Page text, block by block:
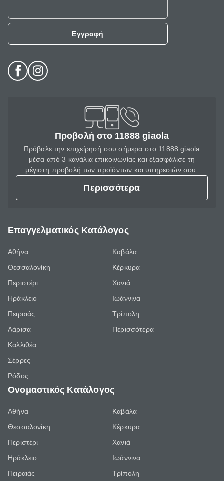
Εγγραφή
Προβολή στο 11888 giaola
Πρόβαλε την επιχείρησή σου σήμερα στο 11888 giaola
μέσα από 3 κανάλια επικοινωνίας και εξασφάλισε τη
μέγιστη προβολή των προϊόντων και υπηρεσιών σου.
Περισσότερα
Επαγγελματικός Κατάλογος
Αθήνα
Θεσσαλονίκη
Περιστέρι
Ηράκλειο
Πειραιάς
Λάρισα
Καλλιθέα
Σέρρες
Ρόδος
Καβάλα
Κέρκυρα
Χανιά
Ιωάννινα
Τρίπολη
Περισσότερα
Ονομαστικός Κατάλογος
Αθήνα
Θεσσαλονίκη
Περιστέρι
Ηράκλειο
Πειραιάς
Καβάλα
Κέρκυρα
Χανιά
Ιωάννινα
Τρίπολη